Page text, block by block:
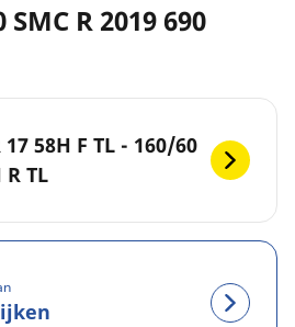
R 2019 690
17 58H F TL - 160/60
R TL